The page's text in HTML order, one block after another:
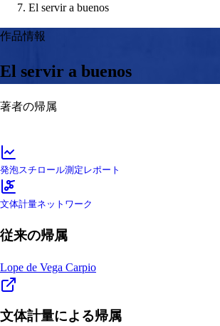
El servir a buenos
作品情報
El servir a buenos
著者の帰属
発泡スチロール測定レポート
文体計量ネットワーク
従来の帰属
Lope de Vega Carpio
文体計量による帰属